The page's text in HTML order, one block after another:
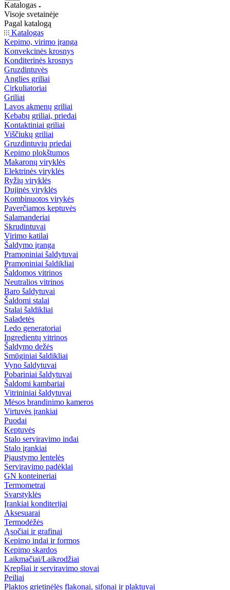
Katalogas
Visoje svetainėje
Pagal katalogą
Katalogas
Kepimo, virimo įranga
Konvekcinės krosnys
Konditerinės krosnys
Gruzdintuvės
Anglies griliai
Cirkuliatoriai
Griliai
Lavos akmenų griliai
Kebabų griliai, priedai
Kontaktiniai griliai
Viščiukų griliai
Gruzdintuvių priedai
Kepimo plokštumos
Makaronų viryklės
Elektrinės viryklės
Ryžių viryklės
Dujinės viryklės
Kombinuotos virykės
Paverčiamos keptuvės
Salamanderiai
Skrudintuvai
Virimo katilai
Šaldymo įranga
Pramoniniai šaldytuvai
Pramoniniai šaldikliai
Šaldomos vitrinos
Neutralios vitrinos
Baro šaldytuvai
Šaldomi stalai
Stalai šaldikliai
Saladetės
Ledo generatoriai
Ingredientų vitrinos
Šaldymo dežės
Smūginiai šaldikliai
Vyno šaldytuvai
Pobariniai šaldytuvai
Šaldomi kambariai
Vitrininiai šaldytuvai
Mėsos brandinimo kameros
Virtuvės įrankiai
Puodai
Keptuvės
Stalo serviravimo indai
Stalo įrankiai
Pjaustymo lentelės
Serviravimo padėklai
GN konteineriai
Termometrai
Svarstyklės
Įrankiai konditerijai
Aksesuarai
Termodėžės
Ąsočiai ir grafinai
Kepimo indai ir formos
Kepimo skardos
Laikmačiai/Laikrodžiai
Krepšiai ir serviravimo stovai
Peiliai
Plaktos grietinėlės flakonai, sifonai ir plaktuvai